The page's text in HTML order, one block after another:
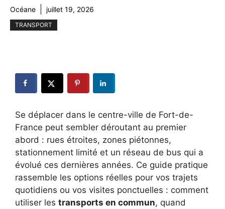
Océane juillet 19, 2026
TRANSPORT
Se déplacer dans le centre-ville de Fort-de-
France peut sembler déroutant au premier
abord : rues étroites, zones piétonnes,
stationnement limité et un réseau de bus qui a
évolué ces dernières années. Ce guide pratique
rassemble les options réelles pour vos trajets
quotidiens ou vos visites ponctuelles : comment
utiliser les transports en commun, quand